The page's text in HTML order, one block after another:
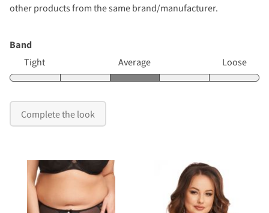
other products from the same brand/manufacturer.
Band
Tight
Average Loose
Complete the look